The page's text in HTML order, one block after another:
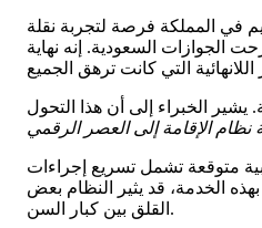
نظام هوية مقيم الجديد كبديل حديث للنظام التقليدي، بفترة صلاحية تمتد إلى 5 سنوات، ما يمنح أكثر من 13 مليون مقيم في المملكة فرصة لتجربة نقلة
الجوازات السعودية. إنه نهاية
المنطقة. يشير الخبراء إلى أن هذا التحول
متوقعة تشمل تسريع إجراءات
الخدمة، قد يثير النظام بعض
القلق بين كبار السن.